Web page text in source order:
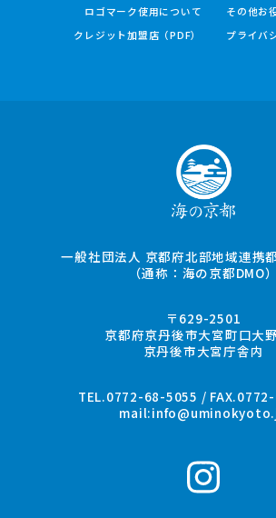
ロゴマーク使用について
その他お
クレジット加盟店（PDF）
プライバ
一般社団法人 京都府北部地域連携
（通称：海の京都DMO）
〒629-2501
京都府京丹後市大宮町口大
京丹後市大宮庁舎内
TEL.0772-68-5055 /
mail: